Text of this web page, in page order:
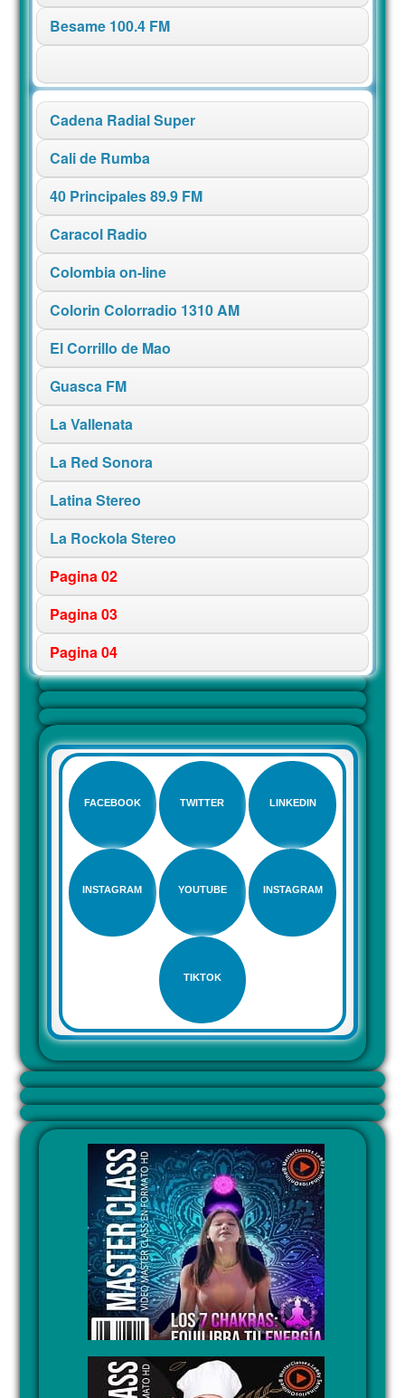
Besame 100.4 FM
Cadena Radial Super
Cali de Rumba
40 Principales 89.9 FM
Caracol Radio
Colombia on-line
Colorin Colorradio 1310 AM
El Corrillo de Mao
Guasca FM
La Vallenata
La Red Sonora
Latina Stereo
La Rockola Stereo
Pagina 02
Pagina 03
Pagina 04
FACEBOOK TWITTER LINKEDIN
INSTAGRAM YOUTUBE INSTAGRAM
TIKTOK